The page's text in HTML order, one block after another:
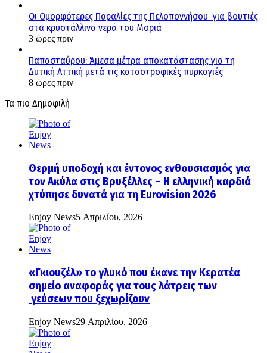
Οι Ομορφότερες Παραλίες της Πελοποννήσου για βουτιές
στα κρυστάλλινα νερά του Μοριά
3 ώρες πριν
Παπασταύρου: Άμεσα μέτρα αποκατάστασης για τη
Δυτική Αττική μετά τις καταστροφικές πυρκαγιές
8 ώρες πριν
Τα πιο Δημοφιλή
Θερμή υποδοχή και έντονος ενθουσιασμός για
τον Ακύλα στις Βρυξέλλες – Η ελληνική καρδιά
χτύπησε δυνατά για τη Eurovision 2026
Enjoy News5 Απριλίου, 2026
«Γκιουζέλ» το γλυκό που έκανε την Κερατέα
σημείο αναφοράς για τους λάτρεις των
γεύσεων που ξεχωρίζουν
Enjoy News29 Απριλίου, 2026